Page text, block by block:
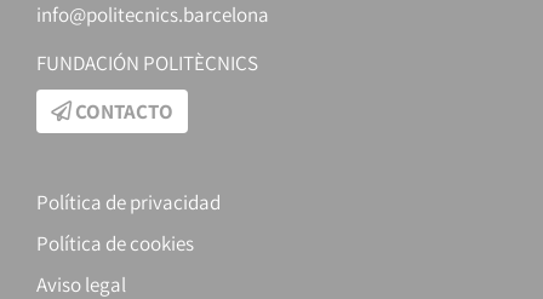
info@politecnics.barcelona
FUNDACIÓN POLITÈCNICS
CONTACTO
Política de privacidad
Política de cookies
Aviso legal